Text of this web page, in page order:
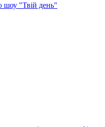
шоу "Твій день"